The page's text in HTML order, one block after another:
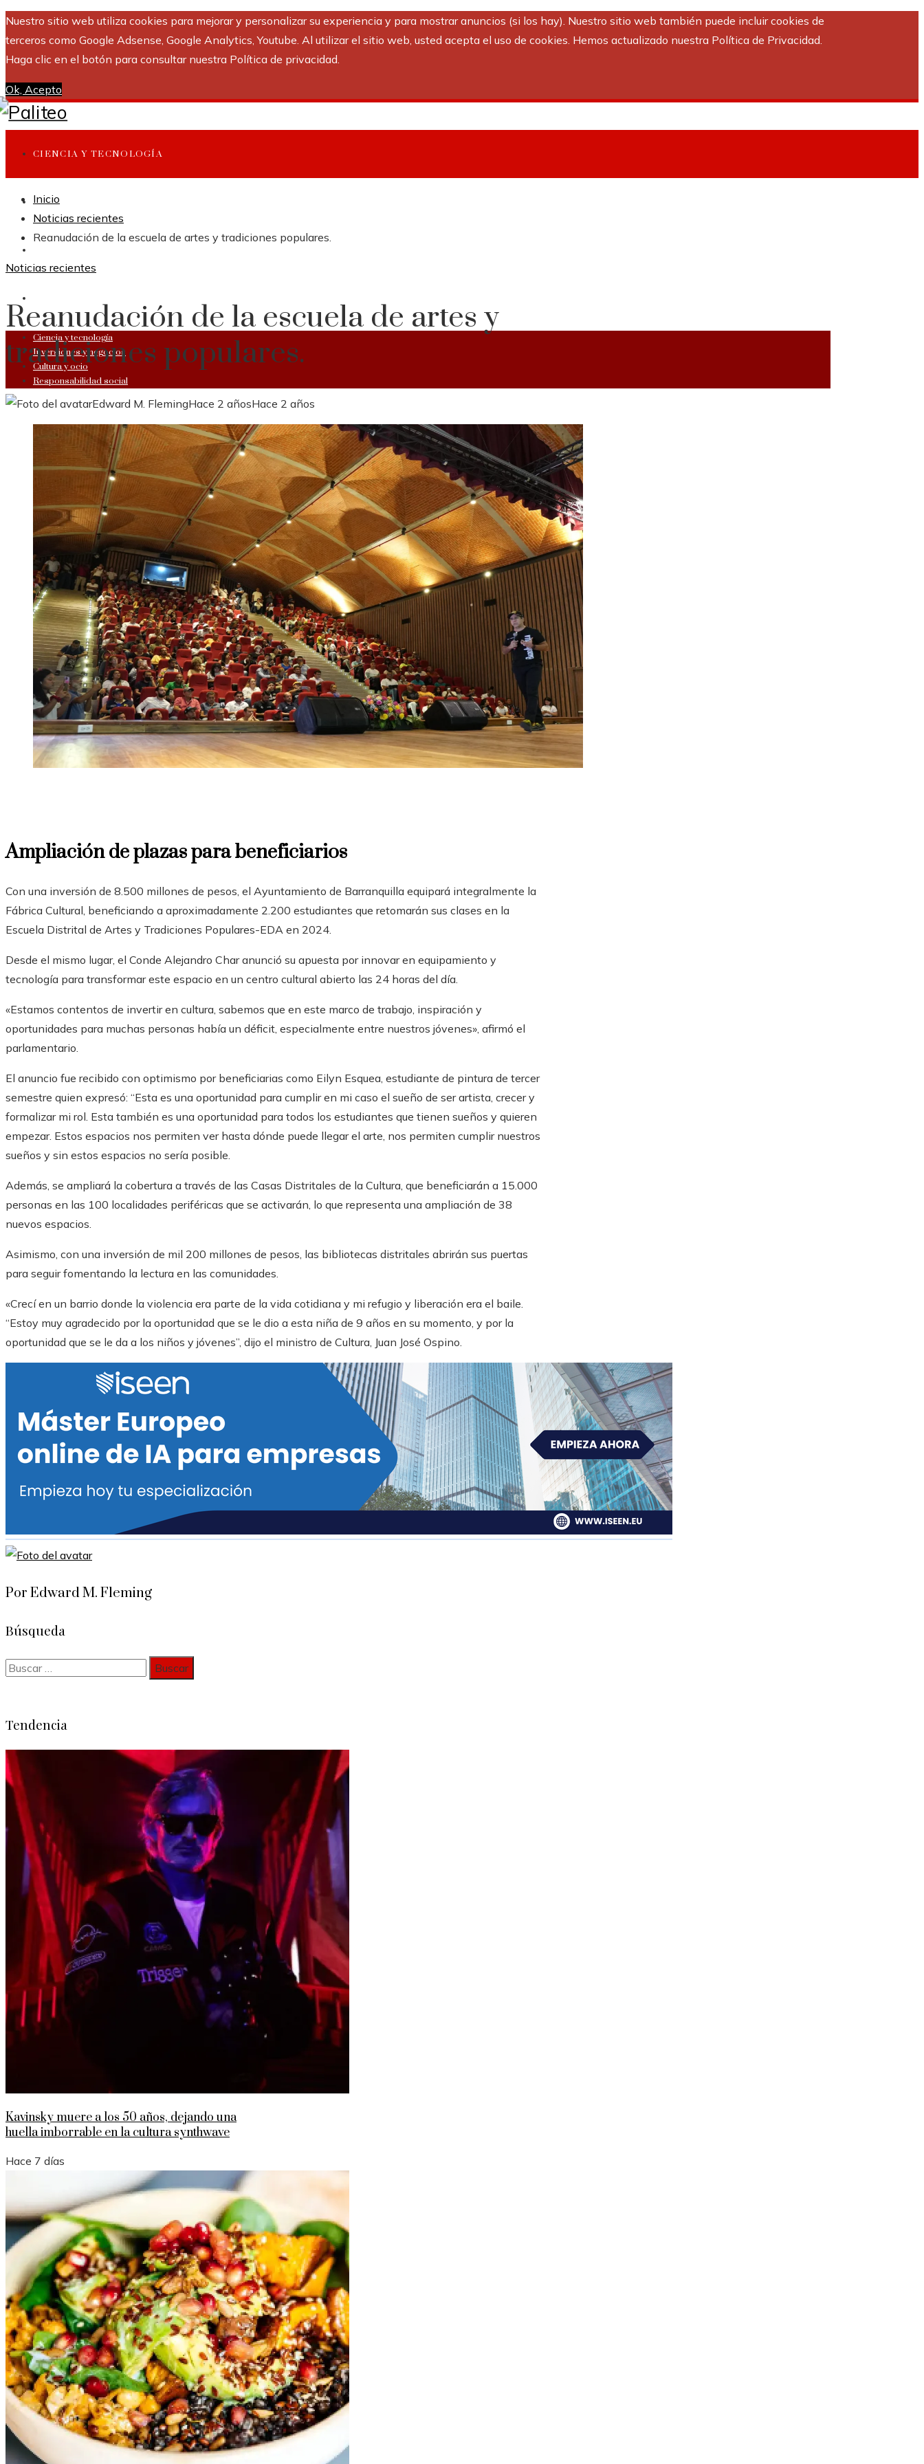
Nuestro sitio web utiliza cookies para mejorar y personalizar su experiencia y para mostrar anuncios (si los hay). Nuestro sitio web también puede incluir cookies de
terceros como Google Adsense, Google Analytics, Youtube. Al utilizar el sitio web, usted acepta el uso de cookies. Hemos actualizado nuestra Política de Privacidad.
Haga clic en el botón para consultar nuestra Política de privacidad.
Ok, Acepto
CIENCIA Y TECNOLOGÍA
INVERSIONES Y NEGOCIOS
Ciencia y tecnología
Inversiones y negocios
Cultura y ocio
Responsabilidad social
Inicio
Noticias recientes
Reanudación de la escuela de artes y tradiciones populares.
Noticias recientes
Reanudación de la escuela de artes y
tradiciones populares.
Edward M. FlemingHace 2 añosHace 2 años
Ampliación de plazas para beneficiarios
Con una inversión de 8.500 millones de pesos, el Ayuntamiento de Barranquilla equipará integralmente la
Fábrica Cultural, beneficiando a aproximadamente 2.200 estudiantes que retomarán sus clases en la
Escuela Distrital de Artes y Tradiciones Populares-EDA en 2024.
Desde el mismo lugar, el Conde Alejandro Char anunció su apuesta por innovar en equipamiento y
tecnología para transformar este espacio en un centro cultural abierto las 24 horas del día.
«Estamos contentos de invertir en cultura, sabemos que en este marco de trabajo, inspiración y
oportunidades para muchas personas había un déficit, especialmente entre nuestros jóvenes», afirmó el
parlamentario.
El anuncio fue recibido con optimismo por beneficiarias como Eilyn Esquea, estudiante de pintura de tercer
semestre quien expresó: “Esta es una oportunidad para cumplir en mi caso el sueño de ser artista, crecer y
formalizar mi rol. Esta también es una oportunidad para todos los estudiantes que tienen sueños y quieren
empezar. Estos espacios nos permiten ver hasta dónde puede llegar el arte, nos permiten cumplir nuestros
sueños y sin estos espacios no sería posible.
Además, se ampliará la cobertura a través de las Casas Distritales de la Cultura, que beneficiarán a 15.000
personas en las 100 localidades periféricas que se activarán, lo que representa una ampliación de 38
nuevos espacios.
Asimismo, con una inversión de mil 200 millones de pesos, las bibliotecas distritales abrirán sus puertas
para seguir fomentando la lectura en las comunidades.
«Crecí en un barrio donde la violencia era parte de la vida cotidiana y mi refugio y liberación era el baile.
“Estoy muy agradecido por la oportunidad que se le dio a esta niña de 9 años en su momento, y por la
oportunidad que se le da a los niños y jóvenes”, dijo el ministro de Cultura, Juan José Ospino.
Por Edward M. Fleming
Búsqueda
Buscar:
Tendencia
Kavinsky muere a los 50 años, dejando una
huella imborrable en la cultura synthwave
Hace 7 días